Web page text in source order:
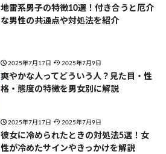
地雷系男子の特徴10選！付き合うと厄介
な男性の共通点や対処法を紹介
2025年7月17日 2025年7月9日
爽やかな人ってどういう人？見た目・性
格・態度の特徴を男女別に解説
2025年7月17日 2025年7月9日
彼女に冷められたときの対処法5選！女
性が冷めたサインやきっかけを解説